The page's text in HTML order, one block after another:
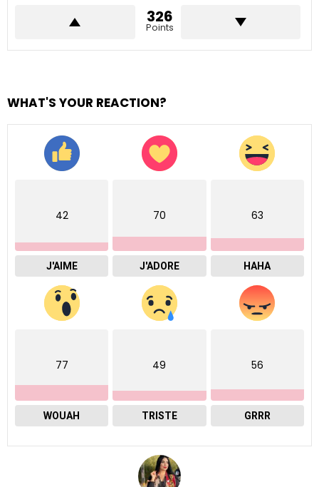
326
Points
WHAT'S YOUR REACTION?
42
J'AIME
70
J'ADORE
63
HAHA
77
WOUAH
49
TRISTE
56
GRRR